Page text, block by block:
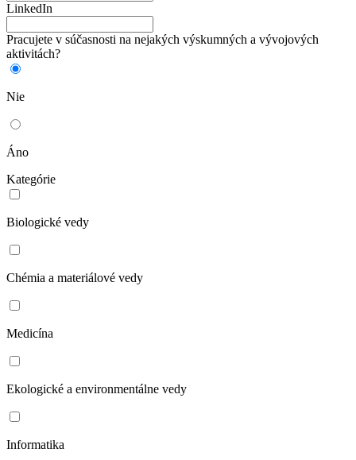
LinkedIn
Pracujete v súčasnosti na nejakých výskumných a vývojových
aktivitách?
Nie
Áno
Kategórie
Biologické vedy
Chémia a materiálové vedy
Medicína
Ekologické a environmentálne vedy
Informatika